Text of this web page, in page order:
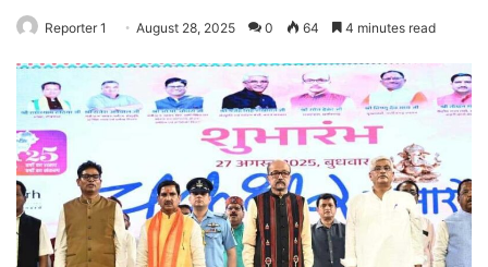
Reporter 1 August 28, 2025 0 64 4 minutes read